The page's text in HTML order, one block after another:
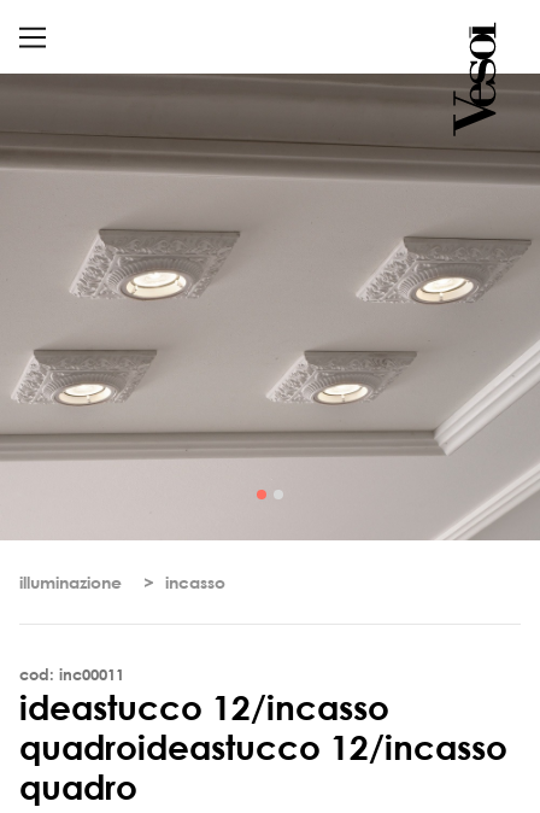
illuminazione incasso
cod: inc00011
ideastucco 12/incasso
quadroideastucco 12/incasso
quadro